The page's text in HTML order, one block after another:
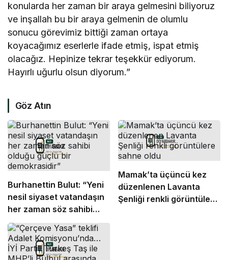
konularda her zaman bir araya gelmesini biliyoruz
ve inşallah bu bir araya gelmenin de olumlu
sonucu görevimiz bittiği zaman ortaya
koyacağımız eserlerle ifade etmiş, ispat etmiş
olacağız. Hepinize tekrar teşekkür ediyorum.
Hayırlı uğurlu olsun diyorum.”
Göz Atın
Burhanettin Bulut: “Yeni
nesil siyaset vatandaşın
her zaman söz sahibi
olduğu güçlü bir
demokrasidir”
Mamak’ta üçüncü kez
düzenlenen Lavanta
Şenliği renkli görüntülere